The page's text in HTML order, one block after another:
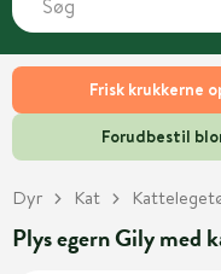
Frisk krukkerne
Forudbestil
Dyr Kat
Plys egern Gily med